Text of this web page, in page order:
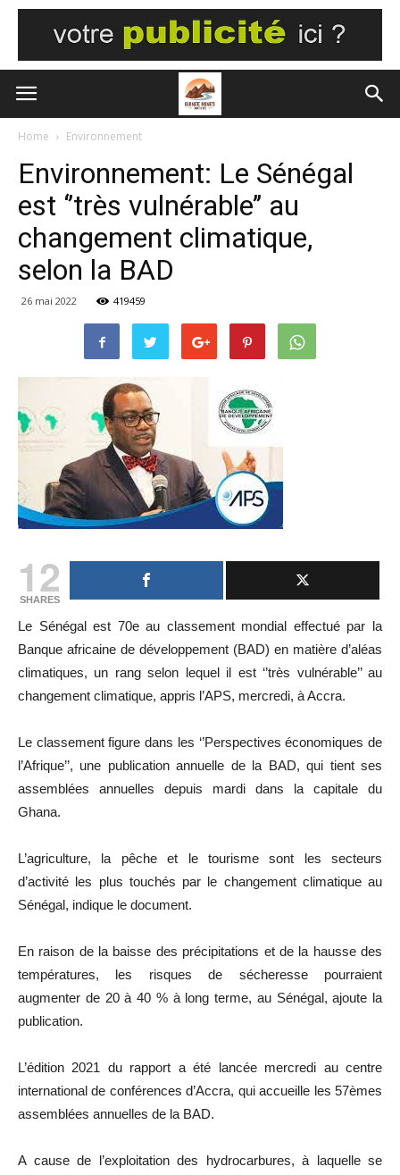
Home Environnement
Environnement: Le Sénégal
est ‘’très vulnérable’’ au
changement climatique,
selon la BAD
26 mai 2022 419459
12
SHARES
Le Sénégal est 70e au classement mondial effectué par la
Banque africaine de développement (BAD) en matière d’aléas
climatiques, un rang selon lequel il est ‘’très vulnérable’’ au
changement climatique, appris l’APS, mercredi, à Accra.
Le classement figure dans les ‘’Perspectives économiques de
l’Afrique’’, une publication annuelle de la BAD, qui tient ses
assemblées annuelles depuis mardi dans la capitale du
Ghana.
L’agriculture, la pêche et le tourisme sont les secteurs
d’activité les plus touchés par le changement climatique au
Sénégal, indique le document.
En raison de la baisse des précipitations et de la hausse des
températures, les risques de sécheresse pourraient
augmenter de 20 à 40 % à long terme, au Sénégal, ajoute la
publication.
L’édition 2021 du rapport a été lancée mercredi au centre
international de conférences d’Accra, qui accueille les 57èmes
assemblées annuelles de la BAD.
A cause de l’exploitation des hydrocarbures, à laquelle se